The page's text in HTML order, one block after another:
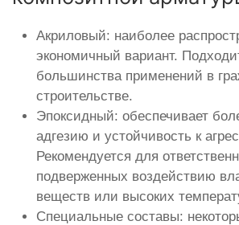
Акриловый: наиболее
экономичный вариант.
большинства применений в
строительстве.
Эпоксидный: обеспечивает
адгезию и устойчивость к
Рекомендуется для
подверженных воздействию
веществ или высоких
Специальные составы: